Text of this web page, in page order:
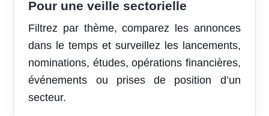
Pour une veille sectorielle
Filtrez par thème, comparez les annonces
dans le temps et surveillez les lancements,
nominations, études, opérations financières,
événements ou prises de position d’un
secteur.